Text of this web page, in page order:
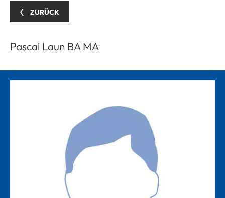
ZURÜCK
Pascal Laun BA MA